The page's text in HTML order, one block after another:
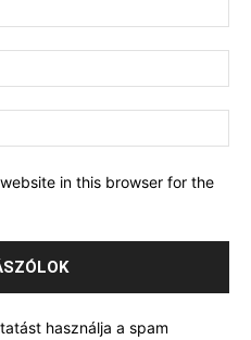
in this browser for the
használja a spam